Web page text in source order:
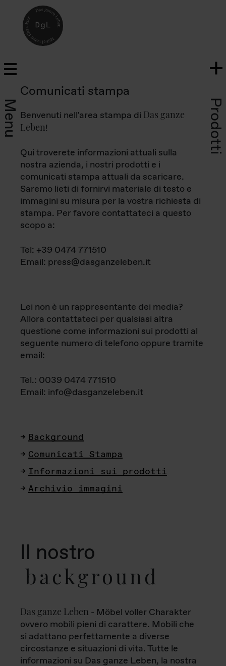
Menu Prodotti
Comunicati stampa
Benvenuti nell'area stampa di Das ganze
Leben!
Qui troverete informazioni attuali sulla
nostra azienda, i nostri prodotti e i
comunicati stampa attuali da scaricare.
Saremo lieti di fornirvi materiale di testo e
immagini su misura per la vostra richiesta di
stampa. Per favore contattateci a questo
scopo a:
Tel: +39 0474 771510
Email: press@dasganzeleben.it
Lei non è un rappresentante dei media?
Allora contattateci per qualsiasi altra
questione come informazioni sui prodotti al
seguente numero di telefono oppure tramite
email:
Tel.: 0039 0474 771510
Email: info@dasganzeleben.it
Background
Comunicati Stampa
Informazioni sui prodotti
Archivio immagini
Il nostro
background
Das ganze Leben - Möbel voller Charakter
ovvero mobili pieni di carattere. Mobili che
si adattano perfettamente a diverse
circostanze e situazioni di vita. Tutte le
informazioni su Das ganze Leben, la nostra